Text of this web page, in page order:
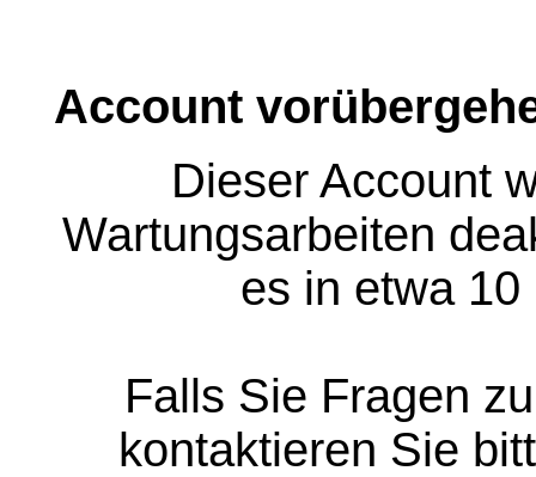
Account
Dieser Account
Wartungsarbeiten
es in etwa
Falls Sie Fragen
kontaktieren Sie